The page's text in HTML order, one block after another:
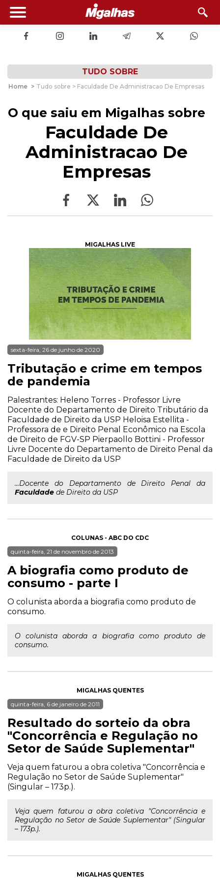
TUDO SOBRE
Home > Tudo sobre > Faculdade De Administracao De Empresas
O que saiu em Migalhas sobre
Faculdade De
Administracao De
Empresas
MIGALHAS LIVE
sexta-feira, 26 de junho de 2020
Tributação e crime em tempos
de pandemia
Palestrantes: Heleno Torres - Professor Livre
Docente do Departamento de Direito Tributário da
Faculdade de Direito da USP Heloisa Estellita -
Professora de e Direito Penal Econômico na Escola
de Direito de FGV-SP Pierpaollo Bottini - Professor
Livre Docente do Departamento de Direito Penal da
Faculdade de Direito da USP
...Docente do Departamento de Direito Penal da
Faculdade de Direito da USP
COLUNAS - ABC DO CDC
quinta-feira, 21 de novembro de 2013
A biografia como produto de
consumo - parte I
O colunista aborda a biografia como produto de
consumo.
O colunista aborda a biografia como produto de
consumo.
MIGALHAS QUENTES
quinta-feira, 6 de janeiro de 2011
Resultado do sorteio da obra
"Concorrência e Regulação no
Setor de Saúde Suplementar"
Veja quem faturou a obra coletiva "Concorrência e
Regulação no Setor de Saúde Suplementar"
(Singular – 173p.).
Veja quem faturou a obra coletiva "Concorrência e
Regulação no Setor de Saúde Suplementar" (Singular
– 173p.).
MIGALHAS QUENTES